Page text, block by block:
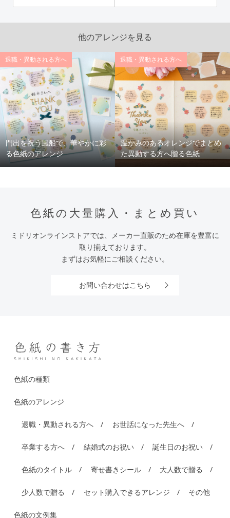
他のアレンジを見る
門出を祝う風船で、華やかに彩
る色紙のアレンジ
退職・異動される方へ
温かみのあるオレンジでまとめ
た異動する方へ贈る色紙
退職・異動される方へ
色紙の大量購入・まとめ買い
ミドリオンラインストアでは、メーカー直販のため在庫を豊富に
取り揃えております。
まずはお気軽にご相談ください。
お問い合わせはこちら
色紙の種類
色紙のアレンジ
退職・異動される方へ お世話になった先生へ
卒業する方へ 結婚式のお祝い 誕生日のお祝い
色紙のタイトル 寄せ書きシール 大人数で贈る
少人数で贈る セット購入できるアレンジ その他
色紙の文例集